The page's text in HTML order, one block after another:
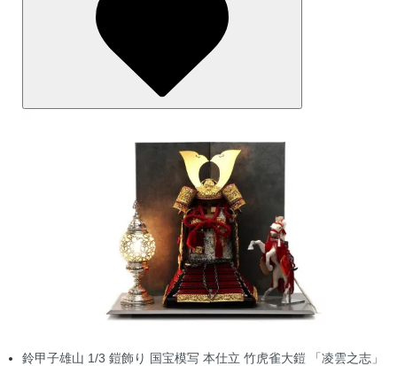
鈴甲子雄山 1/3 鎧飾り 国宝模写 本仕立 竹虎雀大鎧 「凌雲之志」